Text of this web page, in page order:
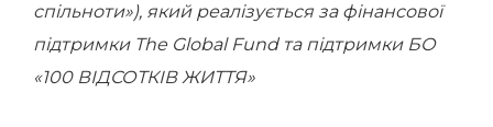
спільноти»), який реалізується за фінансової
підтримки The Global Fund та підтримки БО
«100 ВІДСОТКІВ ЖИТТЯ»